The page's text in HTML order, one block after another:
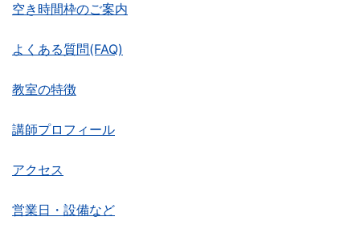
空き時間枠のご案内
よくある質問(FAQ)
教室の特徴
講師プロフィール
アクセス
営業日・設備など